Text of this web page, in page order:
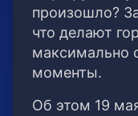
произошло?
что делают
максимально
моменты.
Об этом 19